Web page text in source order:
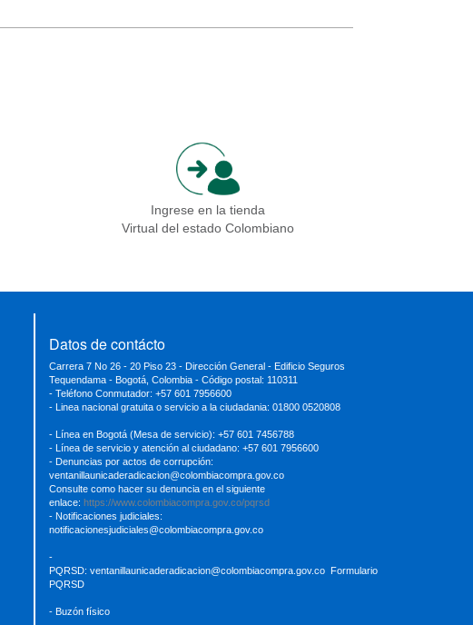
Ingrese en la tienda
Virtual del estado Colombiano
Datos de contácto
Carrera 7 No 26 - 20 Piso 23 - Dirección General - Edificio Seguros
Tequendama - Bogotá, Colombia - Código postal: 110311
- Teléfono Conmutador: +57 601 7956600
- Linea nacional gratuita o servicio a la ciudadania: 01800 0520808
- Línea en Bogotá (Mesa de servicio): +57 601 7456788
- Línea de servicio y atención al ciudadano: +57 601 7956600
- Denuncias por actos de corrupción:
ventanillaunicaderadicacion@colombiacompra.gov.co
Consulte como hacer su denuncia en el siguiente
enlace: https://www.colombiacompra.gov.co/pqrsd
- Notificaciones judiciales:
notificacionesjudiciales@colombiacompra.gov.co
-
PQRSD: ventanillaunicaderadicacion@colombiacompra.gov.co Formulario
PQRSD
- Buzón físico